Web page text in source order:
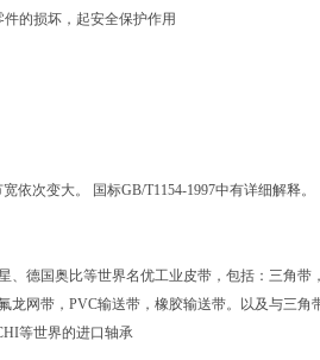
的损坏，起安全保护作用
依次变大。 国标GB/T1154-1997中有详细解释。
、德国奥比等世界名优工业皮带，包括：三角
网带，PVC输送带，橡胶输送带。以及与三角
等世界的进口轴承